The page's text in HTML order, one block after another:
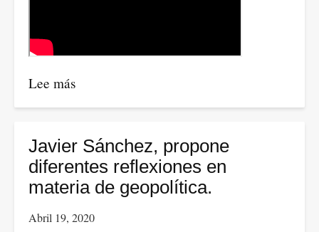
Lee más
Conferencia
Edgar
Ortiz
Mora,
e
Javier Sánchez, propone
diferentes reflexiones en
materia de geopolítica.
Abril 19, 2020